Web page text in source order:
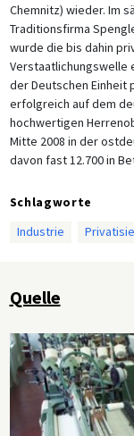
Chemnitz) wieder. Im
Traditionsfirma
wurde die bis dahin
Verstaatlichungswelle
der Deutschen Einheit
erfolgreich auf dem
hochwertigen
Mitte 2008 in der
davon fast 12.700 in
Schlagworte
Industrie
Quelle